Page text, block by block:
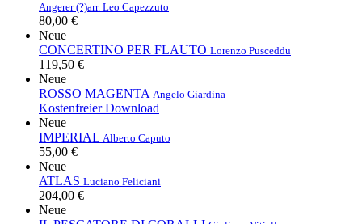
Angerer (?)arr. Leo Capezzuto
80,00 €
Neue
CONCERTINO PER FLAUTO Lorenzo Pusceddu
119,50 €
Neue
ROSSO MAGENTA Angelo Giardina
Kostenfreier Download
Neue
IMPERIAL Alberto Caputo
55,00 €
Neue
ATLAS Luciano Feliciani
204,00 €
Neue